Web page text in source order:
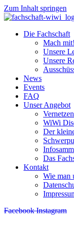
Zum Inhalt springen
Die Fachschaft
Mach mit!
Unsere
Unsere
News
Events
FAQ
Unser Angebot
WiWi
Der
Das
Kontakt
Wie man
Facebook Instagram